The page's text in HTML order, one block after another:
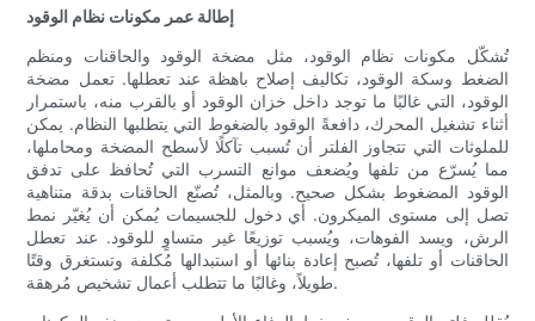
إطالة عمر مكونات نظام الوقود
تُشكّل مكونات نظام الوقود، مثل مضخة الوقود والحاقنات ومنظم
الضغط وسكة الوقود، تكاليف إصلاح باهظة عند تعطلها. تعمل مضخة
الوقود، التي غالبًا ما توجد داخل خزان الوقود أو بالقرب منه، باستمرار
أثناء تشغيل المحرك، دافعةً الوقود بالضغوط التي يتطلبها النظام. يمكن
للملوثات التي تتجاوز الفلتر أن تُسبب تآكلًا لأسطح المضخة ومحاملها،
مما يُسرّع من تلفها ويُضعف موانع التسرب التي تُحافظ على تدفق
الوقود المضغوط بشكل صحيح. وبالمثل، تُصنّع الحاقنات بدقة متناهية
تصل إلى مستوى الميكرون. أي دخول للجسيمات يُمكن أن يُغيّر نمط
الرش، ويسد الفوهات، ويُسبب توزيعًا غير متساوٍ للوقود. عند تعطل
الحاقنات أو تلفها، تُصبح إعادة بنائها أو استبدالها مُكلفة وتستغرق وقتًا
طويلاً، وغالبًا ما تتطلب أعمال تشخيص مُرهقة.